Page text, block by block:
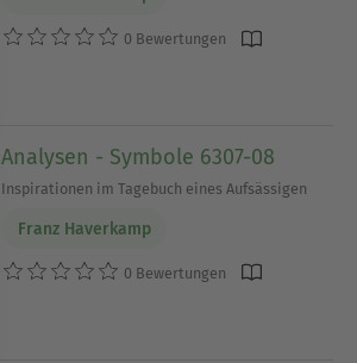
0 Bewertungen
Analysen - Symbole 6307-08
Inspirationen im Tagebuch eines Aufsässigen
Franz Haverkamp
0 Bewertungen